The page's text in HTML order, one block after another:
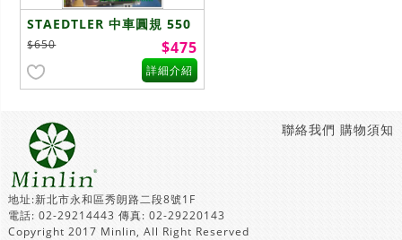
STAEDTLER 中車圓規 550
02
$650 $475
詳細介紹
購物須知
聯絡我們
地址:新北市永和區秀朗路二段8號1F
電話: 02-29214443 傳真: 02-29220143
Copyright 2017 Minlin, All Right Reserved